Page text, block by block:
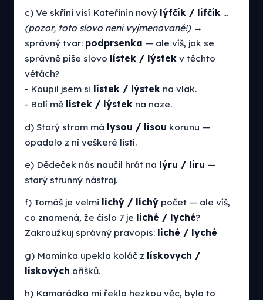
c) Ve skříni visí Kateřinin nový lýfčík / lifčík …
(pozor, toto slovo není vyjmenované!)→
správný tvar: podprsenka — ale víš, jak se
správně píše slovo lístek / lýstek v těchto
větách?
- Koupil jsem si lístek / lýstek na vlak.
- Bolí mě lístek / lýstek na noze.
d) Starý strom má lysou / lisou korunu —
opadalo z ní veškeré listí.
e) Dědeček nás naučil hrát na lýru / liru —
starý strunný nástroj.
f) Tomáš je velmi lichý / líchý počet — ale víš,
co znamená, že číslo 7 je liché / lyché?
Zakroužkuj správný pravopis: liché / lyché
g) Maminka upekla koláč z lískovych /
lískových oříšků.
h) Kamarádka mi řekla hezkou věc, byla to